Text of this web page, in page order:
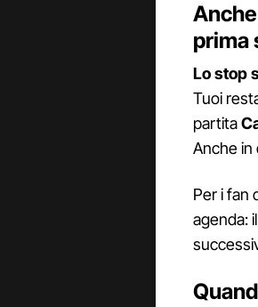
prima
Lo stop
Tuoi
partita
Anche in
Per i fan
agenda: